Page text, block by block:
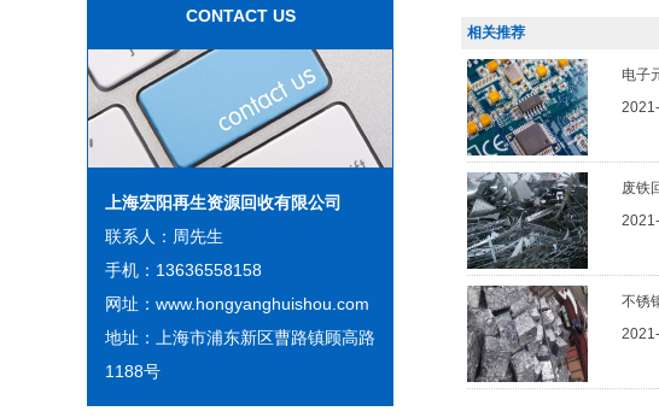
CONTACT US
上海宏阳再生资源回收有限公司
联系人：周先生
手机：13636558158
网址：www.hongyanghuishou.com
地址：上海市浦东新区曹路镇顾高路
1188号
相关推荐
电子
废铁
不锈